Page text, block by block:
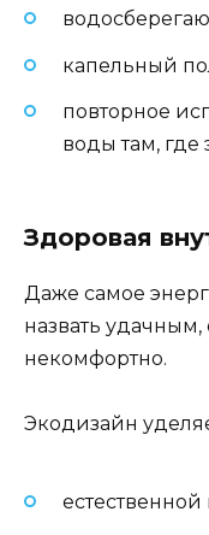
капельный
повторное
воды там, где
Здоровая
Даже самое
назвать
некомфортно.
Экодизайн